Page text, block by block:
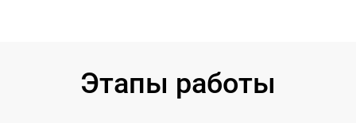
Этапы работы